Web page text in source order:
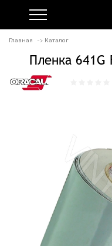
Главная Каталог
Пленка